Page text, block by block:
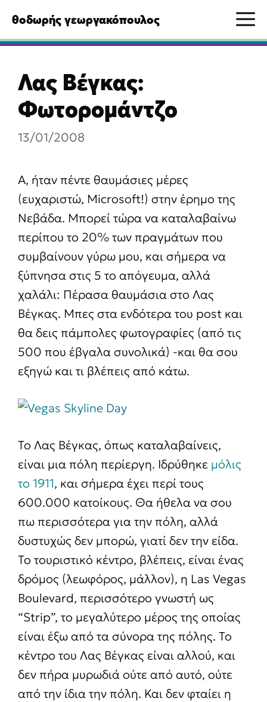
σε
περιεχόμενο
θοδωρής γεωργακόπουλος
Λας Βέγκας:
Φωτορομάντζο
13/01/2008
Α, ήταν πέντε θαυμάσιες μέρες
(ευχαριστώ, Microsoft!) στην έρημο της
Νεβάδα. Μπορεί τώρα να καταλαβαίνω
περίπου το 20% των πραγμάτων που
συμβαίνουν γύρω μου, και σήμερα να
ξύπνησα στις 5 το απόγευμα, αλλά
χαλάλι: Πέρασα θαυμάσια στο Λας
Βέγκας. Μπες στα ενδότερα του post και
θα δεις πάμπολες φωτογραφίες (από τις
500 που έβγαλα συνολικά) -και θα σου
εξηγώ και τι βλέπεις από κάτω.
Το Λας Βέγκας, όπως καταλαβαίνεις,
είναι μια πόλη περίεργη. Ιδρύθηκε μόλις
το 1911, και σήμερα έχει περί τους
600.000 κατοίκους. Θα ήθελα να σου
πω περισσότερα για την πόλη, αλλά
δυστυχώς δεν μπορώ, γιατί δεν την είδα.
Το τουριστικό κέντρο, βλέπεις, είναι ένας
δρόμος (λεωφόρος, μάλλον), η Las Vegas
Boulevard, περισσότερο γνωστή ως
“Strip”, το μεγαλύτερο μέρος της οποίας
είναι έξω από τα σύνορα της πόλης. Το
κέντρο του Λας Βέγκας είναι αλλού, και
δεν πήρα μυρωδιά ούτε από αυτό, ούτε
από την ίδια την πόλη. Και δεν φταίει η